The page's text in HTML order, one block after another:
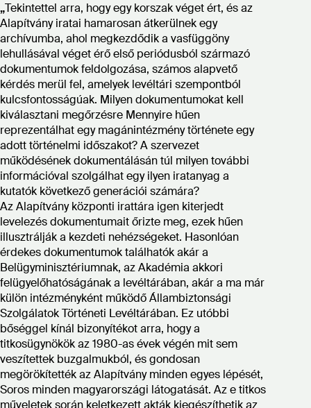
„Tekintettel arra, hogy egy korszak véget ért, és az
Alapítvány iratai hamarosan átkerülnek egy
archívumba, ahol megkezdődik a vasfüggöny
lehullásával véget érő első periódusból származó
dokumentumok feldolgozása, számos alapvető
kérdés merül fel, amelyek levéltári szempontból
kulcsfontosságúak. Milyen dokumentumokat kell
kiválasztani megőrzésre Mennyire hűen
reprezentálhat egy magánintézmény története egy
adott történelmi időszakot? A szervezet
működésének dokumentálásán túl milyen további
információval szolgálhat egy ilyen iratanyag a
kutatók következő generációi számára?
Az Alapítvány központi irattára igen kiterjedt
levelezés dokumentumait őrizte meg, ezek hűen
illusztrálják a kezdeti nehézségeket. Hasonlóan
érdekes dokumentumok találhatók akár a
Belügyminisztériumnak, az Akadémia akkori
felügyelőhatóságának a levéltárában, akár a ma már
külön intézményként működő Állambiztonsági
Szolgálatok Történeti Levéltárában. Ez utóbbi
bőséggel kínál bizonyítékot arra, hogy a
titkosügynökök az 1980-as évek végén mit sem
veszítettek buzgalmukból, és gondosan
megörökítették az Alapítvány minden egyes lépését,
Soros minden magyarországi látogatását. Az e titkos
műveletek során keletkezett akták kiegészíthetik az